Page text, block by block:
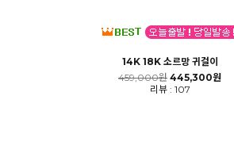
14K 18K 소르망 귀걸이
459,000원 445,300원
리뷰 : 107